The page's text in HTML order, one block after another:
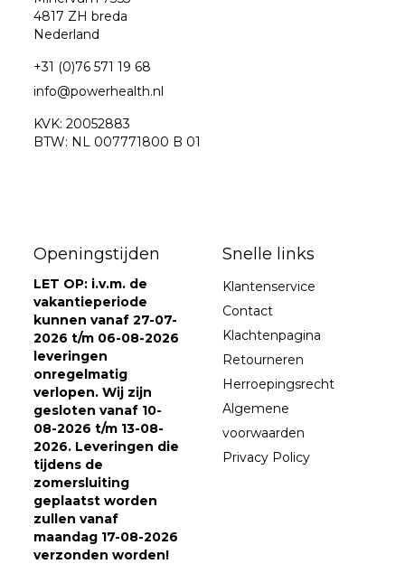
4817 ZH breda
Nederland
+31 (0)76 571 19 68
info@powerhealth.nl
KVK: 20052883
BTW: NL 007771800 B 01
Openingstijden
LET OP: i.v.m. de
vakantieperiode
kunnen vanaf 27-07-
2026 t/m 06-08-2026
leveringen
onregelmatig
verlopen. Wij zijn
gesloten vanaf 10-
08-2026 t/m 13-08-
2026. Leveringen die
tijdens de
zomersluiting
geplaatst worden
zullen vanaf
maandag 17-08-2026
verzonden worden!
Snelle links
Klantenservice
Contact
Klachtenpagina
Retourneren
Herroepingsrecht
Algemene
voorwaarden
Privacy Policy